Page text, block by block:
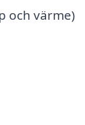
och värme)